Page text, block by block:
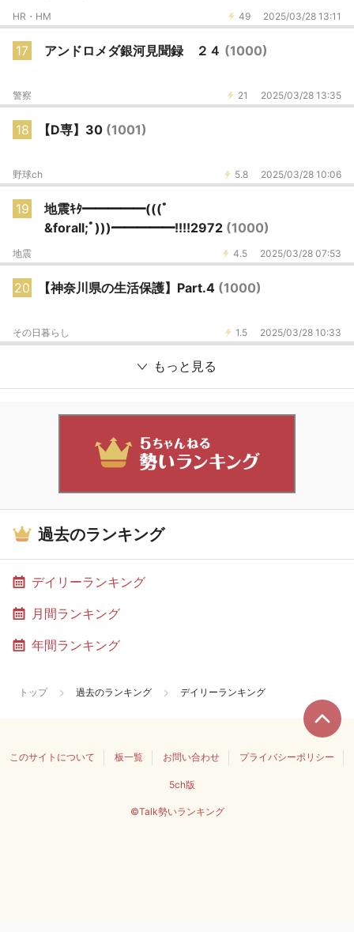
49 2025/03/28 13:11
HR・HM
17 アンドロメダ銀河見聞録 ２４ (1000)
21 2025/03/28 13:35
警察
18 【D専】30 (1001)
5.8 2025/03/28 10:06
野球ch
19
地震ｷﾀ━━━━━(((ﾟ
&forall;ﾟ)))━━━━━!!!!2972 (1000)
4.5 2025/03/28 07:53
地震
20 【神奈川県の生活保護】Part.4 (1000)
1.5 2025/03/28 10:33
その日暮らし
もっと見る
過去のランキング
デイリーランキング
月間ランキング
年間ランキング
トップ 過去のランキング デイリーランキング
このサイトについて 板一覧 お問い合わせ プライバシーポリシー
5ch版
©Talk勢いランキング